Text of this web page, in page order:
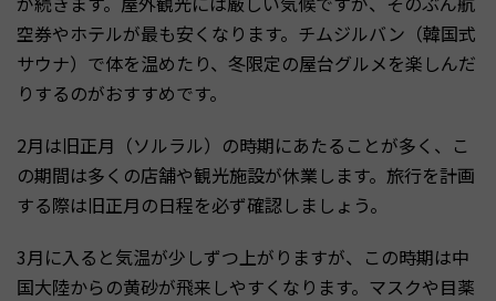
空券やホテルが最も安くなります。チムジルバン（韓国式
サウナ）で体を温めたり、冬限定の屋台グルメを楽しんだ
りするのがおすすめです。
2月は旧正月（ソルラル）の時期にあたることが多く、こ
の期間は多くの店舗や観光施設が休業します。旅行を計画
する際は旧正月の日程を必ず確認しましょう。
3月に入ると気温が少しずつ上がりますが、この時期は中
国大陸からの黄砂が飛来しやすくなります。マスクや目薬